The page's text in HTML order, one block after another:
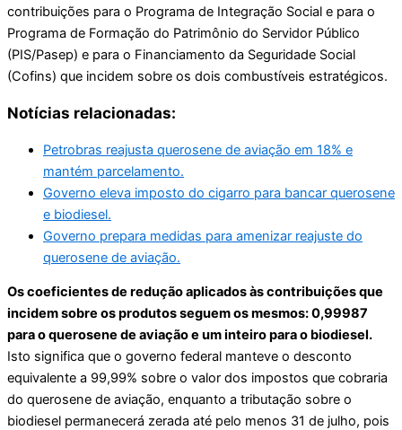
contribuições para o Programa de Integração Social e para o
Programa de Formação do Patrimônio do Servidor Público
(PIS/Pasep) e para o Financiamento da Seguridade Social
(Cofins) que incidem sobre os dois combustíveis estratégicos.
Notícias relacionadas:
Petrobras reajusta querosene de aviação em 18% e
mantém parcelamento.
Governo eleva imposto do cigarro para bancar querosene
e biodiesel.
Governo prepara medidas para amenizar reajuste do
querosene de aviação.
Os coeficientes de redução aplicados às contribuições que
incidem sobre os produtos seguem os mesmos: 0,99987
para o querosene de aviação e um inteiro para o biodiesel.
Isto significa que o governo federal manteve o desconto
equivalente a 99,99% sobre o valor dos impostos que cobraria
do querosene de aviação, enquanto a tributação sobre o
biodiesel permanecerá zerada até pelo menos 31 de julho, pois